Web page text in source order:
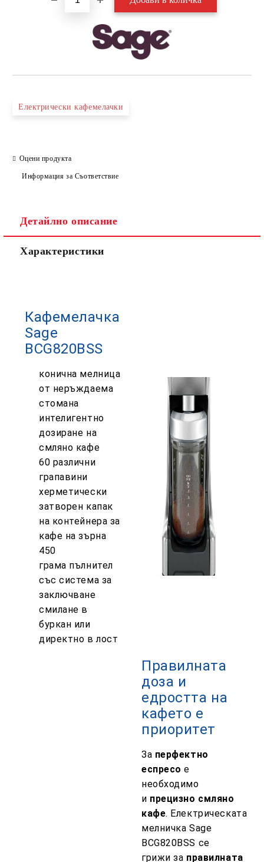
Електрически кафемелачки
Оцени продукта
Информация за Съответствие
Детайлно описание
Характеристики
Кафемелачка
Sage
BCG820BSS
конична мелница
от неръждаема
стомана
интелигентно
дозиране на
смляно кафе
60 различни
грапавини
херметически
затворен капак
на контейнера за
кафе на зърна
450
грама пълнител
със система за
заключване
смилане в
буркан или
директно в лост
Правилната
доза и
едростта на
кафето е
приоритет
За перфектно
еспресо е
необходимо
и прецизно смляно
кафе. Електрическата
мелничка Sage
BCG820BSS се
грижиза правилната